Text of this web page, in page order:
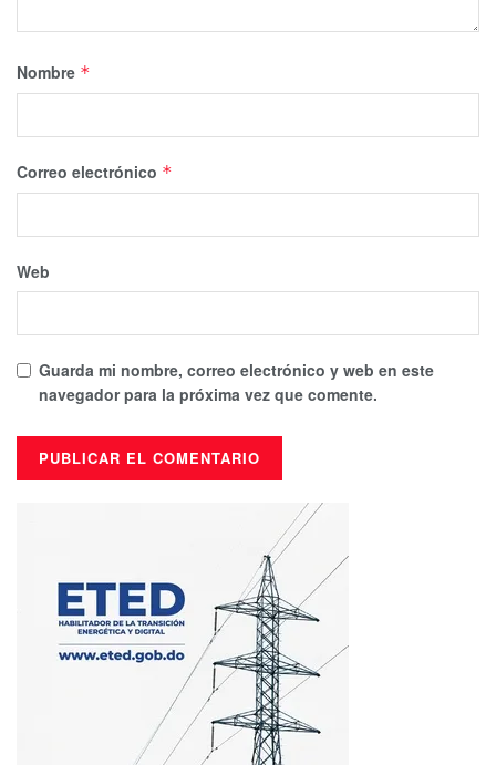
Nombre *
Correo electrónico *
Web
Guarda mi nombre, correo electrónico y web en este
navegador para la próxima vez que comente.